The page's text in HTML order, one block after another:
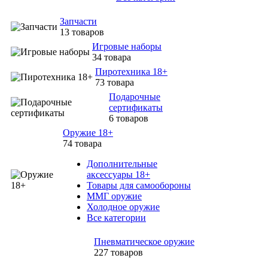
Запчасти
13 товаров
Игровые наборы
34 товара
Пиротехника 18+
73 товара
Подарочные
сертификаты
6 товаров
Оружие 18+
74 товара
Дополнительные
аксессуары 18+
Товары для самообороны
ММГ оружие
Холодное оружие
Все категории
Пневматическое оружие
227 товаров